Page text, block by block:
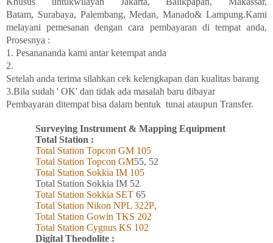
Batam, Surabaya, Palembang, Medan,Manado& Lampung.Kami
melayani pemesanan dengan cara pembayaran di tempat anda,
Prosesnya :
1. Pesanananda kami antar ketempat anda
2.
Setelah anda terima silahkan cek kelengkapan dan kualitas barang
3.Bila sudah ' OK' dan tidak ada masalah baru dibayar
Pembayaran ditempat bisa dalam bentuk tunai ataupun Transfer.
Surveying Instrument & Mapping Equipment
Total Station :
Total Station Topcon GM 105
Total Station Topcon GM55, 52
Total Station Sokkia IM 105
Total Station Sokkia IM 52
Total Station Sokkia SET 65
Total Station Nikon NPL 322P,
Total Station Gowin TKS 202
Total Station Cygnus KS 102
Digital Theodolite :